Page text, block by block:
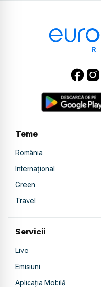
Teme
România
Internațional
Green
Travel
Servicii
Live
Emisiuni
Aplicația Mobilă